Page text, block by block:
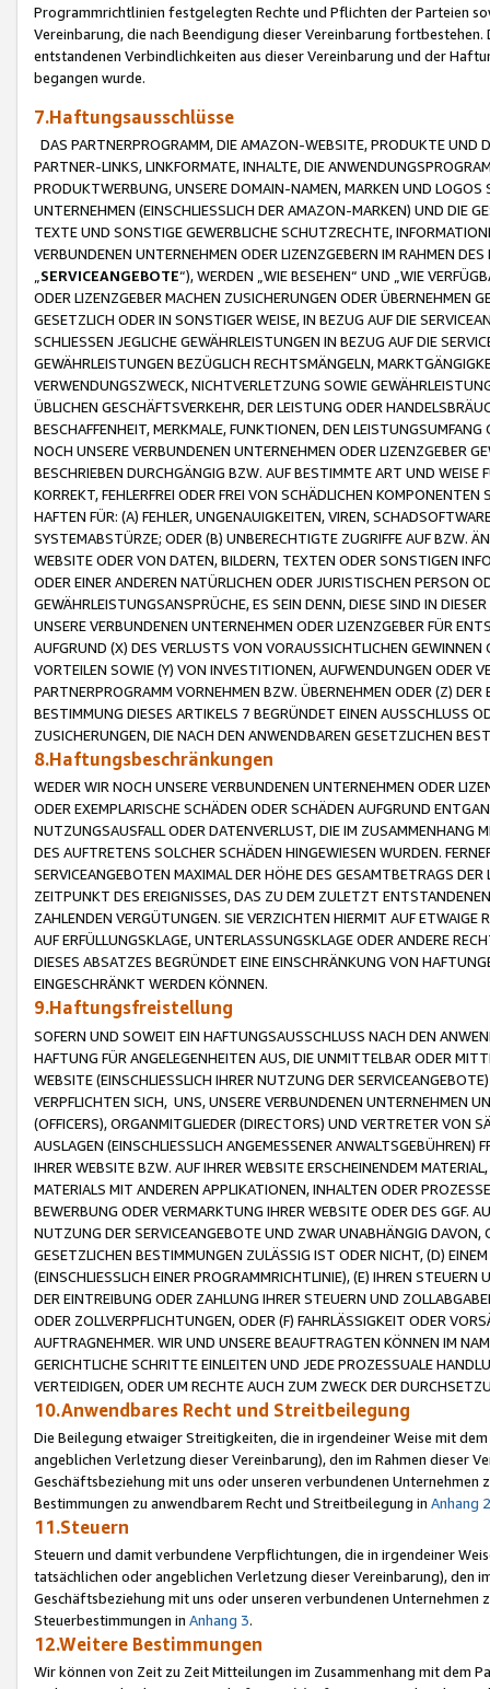
Programmrichtlinien festgelegten Rechte und Pflichten der Parteien
Vereinbarung, die nach Beendigung dieser Vereinbarung
entstandenen Verbindlichkeiten aus dieser Vereinbarung und der
begangen wurde.
7.Haftungsausschlüsse
DAS PARTNERPROGRAMM, DIE AMAZON-WEBSITE, PRODUKTE UND
PARTNER-LINKS, LINKFORMATE, INHALTE, DIE
PRODUKTWERBUNG, UNSERE DOMAIN-NAMEN, MARKEN UND
UNTERNEHMEN (EINSCHLIESSLICH DER AMAZON-MARKEN) UND DIE
TEXTE UND SONSTIGE GEWERBLICHE SCHUTZRECHTE,
VERBUNDENEN UNTERNEHMEN ODER LIZENZGEBERN IM RAHMEN
SERVICEANGEBOTE“), WERDEN „WIE BESEHEN“ UND „WIE
ODER LIZENZGEBER MACHEN ZUSICHERUNGEN ODER ÜBERNEHMEN
GESETZLICH ODER IN SONSTIGER WEISE, IN BEZUG AUF DIE
SCHLIESSEN JEGLICHE GEWÄHRLEISTUNGEN IN BEZUG AUF DIE
GEWÄHRLEISTUNGEN BEZÜGLICH RECHTSMÄNGELN,
VERWENDUNGSZWECK, NICHTVERLETZUNG SOWIE
ÜBLICHEN GESCHÄFTSVERKEHR, DER LEISTUNG ODER
BESCHAFFENHEIT, MERKMALE, FUNKTIONEN, DEN
NOCH UNSERE VERBUNDENEN UNTERNEHMEN ODER LIZENZGEBER
BESCHRIEBEN DURCHGÄNGIG BZW. AUF BESTIMMTE ART UND
KORREKT, FEHLERFREI ODER FREI VON SCHÄDLICHEN
HAFTEN FÜR: (A) FEHLER, UNGENAUIGKEITEN, VIREN,
SYSTEMABSTÜRZE; ODER (B) UNBERECHTIGTE ZUGRIFFE AUF BZW.
WEBSITE ODER VON DATEN, BILDERN, TEXTEN ODER SONSTIGEN
ODER EINER ANDEREN NATÜRLICHEN ODER JURISTISCHEN PERSON
GEWÄHRLEISTUNGSANSPRÜCHE, ES SEIN DENN, DIESE SIND IN
UNSERE VERBUNDENEN UNTERNEHMEN ODER LIZENZGEBER FÜR
AUFGRUND (X) DES VERLUSTS VON VORAUSSICHTLICHEN
VORTEILEN SOWIE (Y) VON INVESTITIONEN, AUFWENDUNGEN ODER
PARTNERPROGRAMM VORNEHMEN BZW. ÜBERNEHMEN ODER (Z)
BESTIMMUNG DIESES ARTIKELS 7 BEGRÜNDET EINEN AUSSCHLUSS
ZUSICHERUNGEN, DIE NACH DEN ANWENDBAREN GESETZLICHEN
8.Haftungsbeschränkungen
WEDER WIR NOCH UNSERE VERBUNDENEN UNTERNEHMEN ODER
ODER EXEMPLARISCHE SCHÄDEN ODER SCHÄDEN AUFGRUND
NUTZUNGSAUSFALL ODER DATENVERLUST, DIE IM ZUSAMMENHANG
DES AUFTRETENS SOLCHER SCHÄDEN HINGEWIESEN WURDEN.
SERVICEANGEBOTEN MAXIMAL DER HÖHE DES GESAMTBETRAGS
ZEITPUNKT DES EREIGNISSES, DAS ZU DEM ZULETZT
ZAHLENDEN VERGÜTUNGEN. SIE VERZICHTEN HIERMIT AUF
AUF ERFÜLLUNGSKLAGE, UNTERLASSUNGSKLAGE ODER ANDERE
DIESES ABSATZES BEGRÜNDET EINE EINSCHRÄNKUNG VON
EINGESCHRÄNKT WERDEN KÖNNEN.
9.Haftungsfreistellung
SOFERN UND SOWEIT EIN HAFTUNGSAUSSCHLUSS NACH DEN
HAFTUNG FÜR ANGELEGENHEITEN AUS, DIE UNMITTELBAR ODER
WEBSITE (EINSCHLIESSLICH IHRER NUTZUNG DER
VERPFLICHTEN SICH, UNS, UNSERE VERBUNDENEN UNTERNEHMEN
(OFFICERS), ORGANMITGLIEDER (DIRECTORS) UND VERTRETER VON
AUSLAGEN (EINSCHLIESSLICH ANGEMESSENER
IHRER WEBSITE BZW. AUF IHRER WEBSITE ERSCHEINENDEM
MATERIALS MIT ANDEREN APPLIKATIONEN, INHALTEN ODER
BEWERBUNG ODER VERMARKTUNG IHRER WEBSITE ODER DES GGF.
NUTZUNG DER SERVICEANGEBOTE UND ZWAR UNABHÄNGIG
GESETZLICHEN BESTIMMUNGEN ZULÄSSIG IST ODER NICHT, (D)
(EINSCHLIESSLICH EINER PROGRAMMRICHTLINIE), (E) IHREN
DER EINTREIBUNG ODER ZAHLUNG IHRER STEUERN UND
ODER ZOLLVERPFLICHTUNGEN, ODER (F) FAHRLÄSSIGKEIT ODER
AUFTRAGNEHMER. WIR UND UNSERE BEAUFTRAGTEN KÖNNEN IM
GERICHTLICHE SCHRITTE EINLEITEN UND JEDE PROZESSUALE
VERTEIDIGEN, ODER UM RECHTE AUCH ZUM ZWECK DER
10.Anwendbares Recht und Streitbeilegung
Die Beilegung etwaiger Streitigkeiten, die in irgendeiner Weise mit
angeblichen Verletzung dieser Vereinbarung), den im Rahmen dieser
Geschäftsbeziehung mit uns oder unseren verbundenen
Bestimmungen zu anwendbarem Recht und Streitbeilegung in Anhang 2
11.Steuern
Steuern und damit verbundene Verpflichtungen, die in irgendeiner
tatsächlichen oder angeblichen Verletzung dieser Vereinbarung), den
Geschäftsbeziehung mit uns oder unseren verbundenen
Steuerbestimmungen in Anhang 3.
12.Weitere Bestimmungen
Wir können von Zeit zu Zeit Mitteilungen im Zusammenhang mit dem